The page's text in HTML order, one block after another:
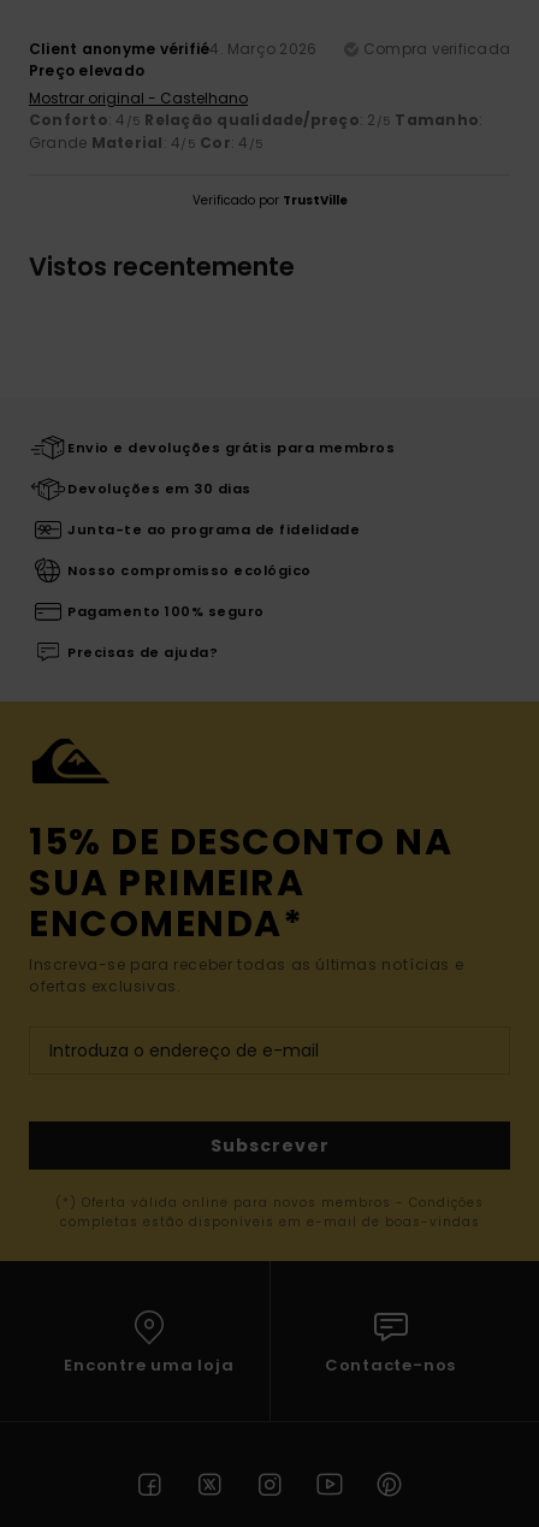
Client anonyme vérifié4. Março 2026
Compra verificada
Preço elevado
Mostrar original - Castelhano
Conforto: 4 /5 Relação qualidade/preço: 2 /5 Tamanho:
Grande Material: 4/5 Cor: 4 /5
Verificado por TrustVille
Vistos recentemente
Envio e devoluções grátis para membros
Devoluções em 30 dias
Junta-te ao programa de fidelidade
Nosso compromisso ecológico
Pagamento 100% seguro
Precisas de ajuda?
15% DE DESCONTO NA
SUA PRIMEIRA
ENCOMENDA*
Inscreva-se para receber todas as últimas notícias e
ofertas exclusivas.
Subscrever
(*) Oferta válida online para novos membros - Condições
completas estão disponíveis em e-mail de boas-vindas
Encontre uma loja Contacte-nos